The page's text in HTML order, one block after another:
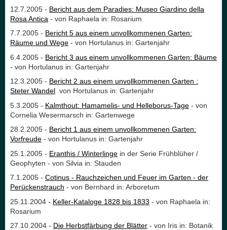
12.7.2005 - Bericht aus dem Paradies: Museo Giardino della
Rosa Antica - von Raphaela in: Rosarium
7.7.2005 - Bericht 5 aus einem unvollkommenen Garten:
Räume und Wege - von Hortulanus in: Gartenjahr
6.4.2005 - Bericht 3 aus einem unvollkommenen Garten: Bäume
- von Hortulanus in: Gartenjahr
12.3.2005 - Bericht 2 aus einem unvollkommenen Garten :
Steter Wandel von Hortulanus in: Gartenjahr
5.3.2005 - Kalmthout: Hamamelis- und Helleborus-Tage - von
Cornelia Wesermarsch in: Gartenwege
28.2.2005 - Bericht 1 aus einem unvollkommenen Garten:
Vorfreude - von Hortulanus in: Gartenjahr
25.1.2005 - Eranthis / Winterlinge in der Serie Frühblüher /
Geophyten - von Silvia in: Stauden
7.1.2005 - Cotinus - Rauchzeichen und Feuer im Garten - der
Perückenstrauch - von Bernhard in: Arboretum
25.11.2004 - Keller-Kataloge 1828 bis 1833 - von Raphaela in:
Rosarium
27.10.2004 - Die Herbstfärbung der Blätter - von Iris in: Botanik